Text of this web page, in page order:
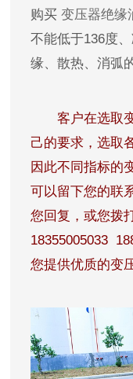
购买 变压器绝缘
不能低于136度
缘、散热、消弧
客户在选取
己的要求，选取
因此不同指标的
可以留下您的联
您回复，或您拨
18355005033
您提供优质的变